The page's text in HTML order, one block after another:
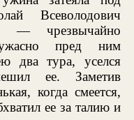
Всеволодович
— чрезвычайно
пред ним
два тура, уселся
ее. Заметив
когда смеется,
ее за талию и